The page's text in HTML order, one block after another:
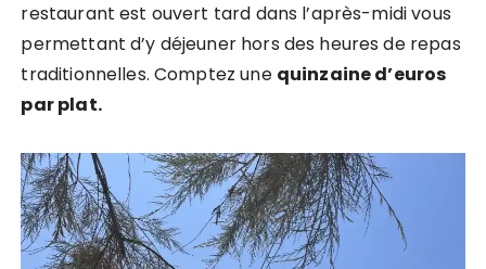
restaurant est ouvert tard dans l’après-midi vous
permettant d’y déjeuner hors des heures de repas
traditionnelles. Comptez une quinzaine d’euros
par plat.